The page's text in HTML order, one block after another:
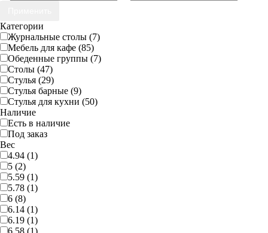
Категории
Журнальные столы (7)
Мебель для кафе (85)
Обеденные группы (7)
Столы (47)
Стулья (29)
Стулья барные (9)
Стулья для кухни (50)
Наличие
Есть в наличие
Под заказ
Вес
4.94 (1)
5 (2)
5.59 (1)
5.78 (1)
6 (8)
6.14 (1)
6.19 (1)
6.58 (1)